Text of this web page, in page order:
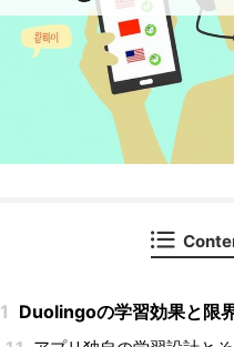
1 Duolingoの学習効果と限